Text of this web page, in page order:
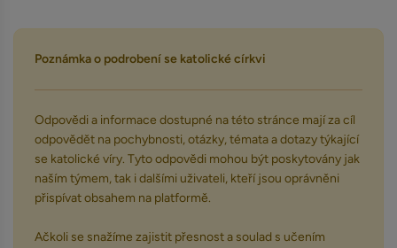
Poznámka o podrobení se katolické církvi
Odpovědi a informace dostupné na této stránce mají za cíl
odpovědět na pochybnosti, otázky, témata a dotazy týkající
se katolické víry. Tyto odpovědi mohou být poskytovány jak
naším týmem, tak i dalšími uživateli, kteří jsou oprávněni
přispívat obsahem na platformě.
Ačkoli se snažíme zajistit přesnost a soulad s učením